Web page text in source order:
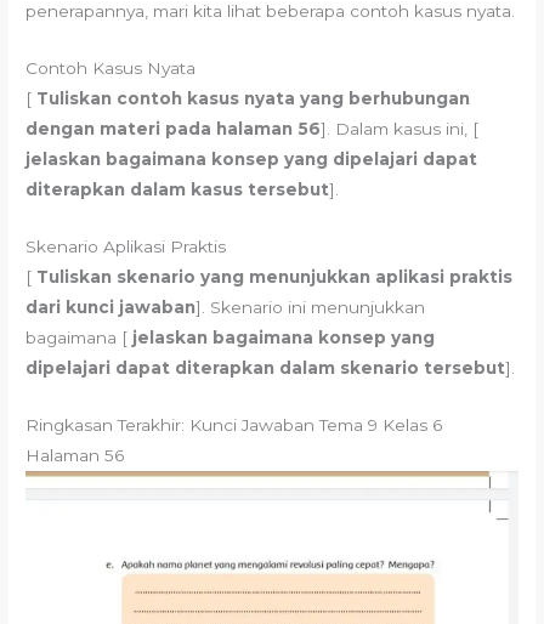
penerapannya, mari kita lihat beberapa contoh kasus nyata.
Contoh Kasus Nyata
[ Tuliskan contoh kasus nyata yang berhubungan
dengan materi pada halaman 56]. Dalam kasus ini, [
jelaskan bagaimana konsep yang dipelajari dapat
diterapkan dalam kasus tersebut].
Skenario Aplikasi Praktis
[ Tuliskan skenario yang menunjukkan aplikasi praktis
dari kunci jawaban]. Skenario ini menunjukkan
bagaimana [ jelaskan bagaimana konsep yang
dipelajari dapat diterapkan dalam skenario tersebut].
Ringkasan Terakhir: Kunci Jawaban Tema 9 Kelas 6
Halaman 56